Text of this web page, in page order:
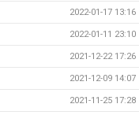
2022-01-17 13:16
2022-01-11 23:10
2021-12-22 17:26
2021-12-09 14:07
2021-11-25 17:28